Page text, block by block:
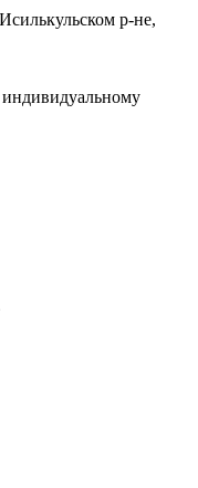
р-не,